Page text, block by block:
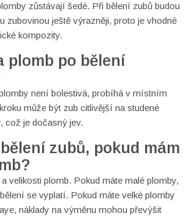
zůstávají šedé. Při bělení zubů budou
zubovinou ještě výrazněji, proto je vhodné
kompozity.
plomb po bělení
není bolestivá, probíhá v místním
může být zub citlivější na studené
což je dočasný jev.
zubů, pokud mám
velikosti plomb. Pokud máte malé plomby,
se vyplatí. Pokud máte velké plomby
náklady na výměnu mohou převýšit